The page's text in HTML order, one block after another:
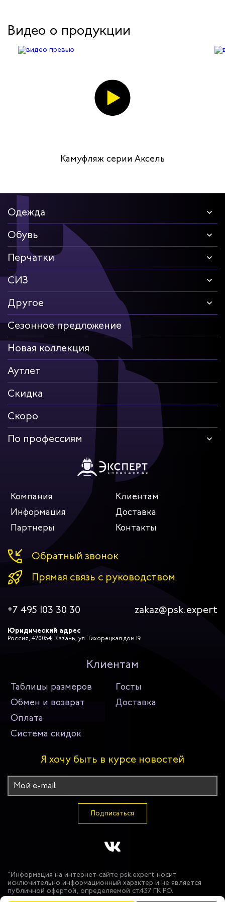
Видео о продукции
Камуфляж серии Аксель
Одежда
Обувь
Перчатки
СИЗ
Другое
Сезонное предложение
Новая коллекция
Аутлет
Скидка
Скоро
По профессиям
Компания
Клиентам
Информация
Доставка
Партнеры
Контакты
Обратный звонок
Прямая связь с руководством
+7 495 103 30 30 zakaz@psk.expert
Юридический адрес
Россия, 420054, Казань, ул. Тихорецкая дом 19
Клиентам
Таблицы размеров
Госты
Обмен и возврат
Доставка
Оплата
Система скидок
Я хочу быть в курсе новостей
Подписаться
"Информация на интернет-сайте psk.expert носит
исключительно информационный характер и не является
публичной офертой, определяемой ст.437 ГК РФ.
Производитель оставляет за собой право в одностороннем